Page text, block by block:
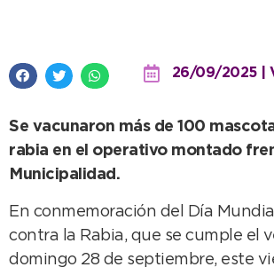
26/09/2025 |
Se vacunaron más de 100
rabia en el operativo montado
Municipalidad.
En conmemoración del Día
contra la Rabia, que se cumple el
domingo 28 de septiembre, este